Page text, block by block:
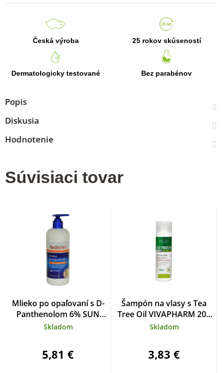
Česká výroba 25 rokov skúseností
Dermatologicky testované Bez parabénov
Popis
Diskusia
Hodnotenie
Súvisiaci tovar
Mlieko po opaľovaní s D-
Panthenolom 6% SUN
VITAL 400 ml
Skladom
5,81 €
Šampón na vlasy s Tea
Tree Oil VIVAPHARM 200
ml
Skladom
3,83 €